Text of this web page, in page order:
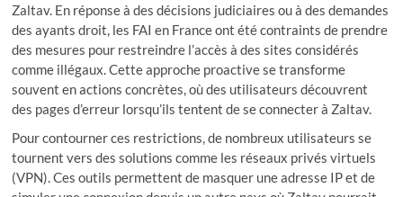
Zaltav. En réponse à des décisions judiciaires ou à des demandes
des ayants droit, les FAI en France ont été contraints de prendre
des mesures pour restreindre l’accès à des sites considérés
comme illégaux. Cette approche proactive se transforme
souvent en actions concrètes, où des utilisateurs découvrent
des pages d’erreur lorsqu’ils tentent de se connecter à Zaltav.
Pour contourner ces restrictions, de nombreux utilisateurs se
tournent vers des solutions comme les réseaux privés virtuels
(VPN). Ces outils permettent de masquer une adresse IP et de